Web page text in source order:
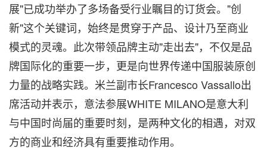
展"已成功举办了多场备受行业瞩目的订货会。"创
新"这个关键词，始终是贯穿于产品、设计乃至商业
模式的灵魂。此次带领品牌主动"走出去"，不仅是品
牌国际化的重要一步，更是向世界传递中国服装原创
力量的战略实践。米兰副市长Francesco Vassallo出
席活动并表示，意法参展WHITE MILANO是意大利
与中国时尚届的重要时刻，是两种文化的相遇，对双
方的商业和经济具有重要推动作用。